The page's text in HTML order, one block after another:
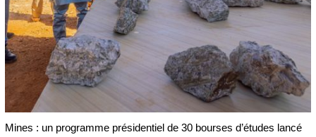
Mines : un programme présidentiel de 30 bourses d’études lancé